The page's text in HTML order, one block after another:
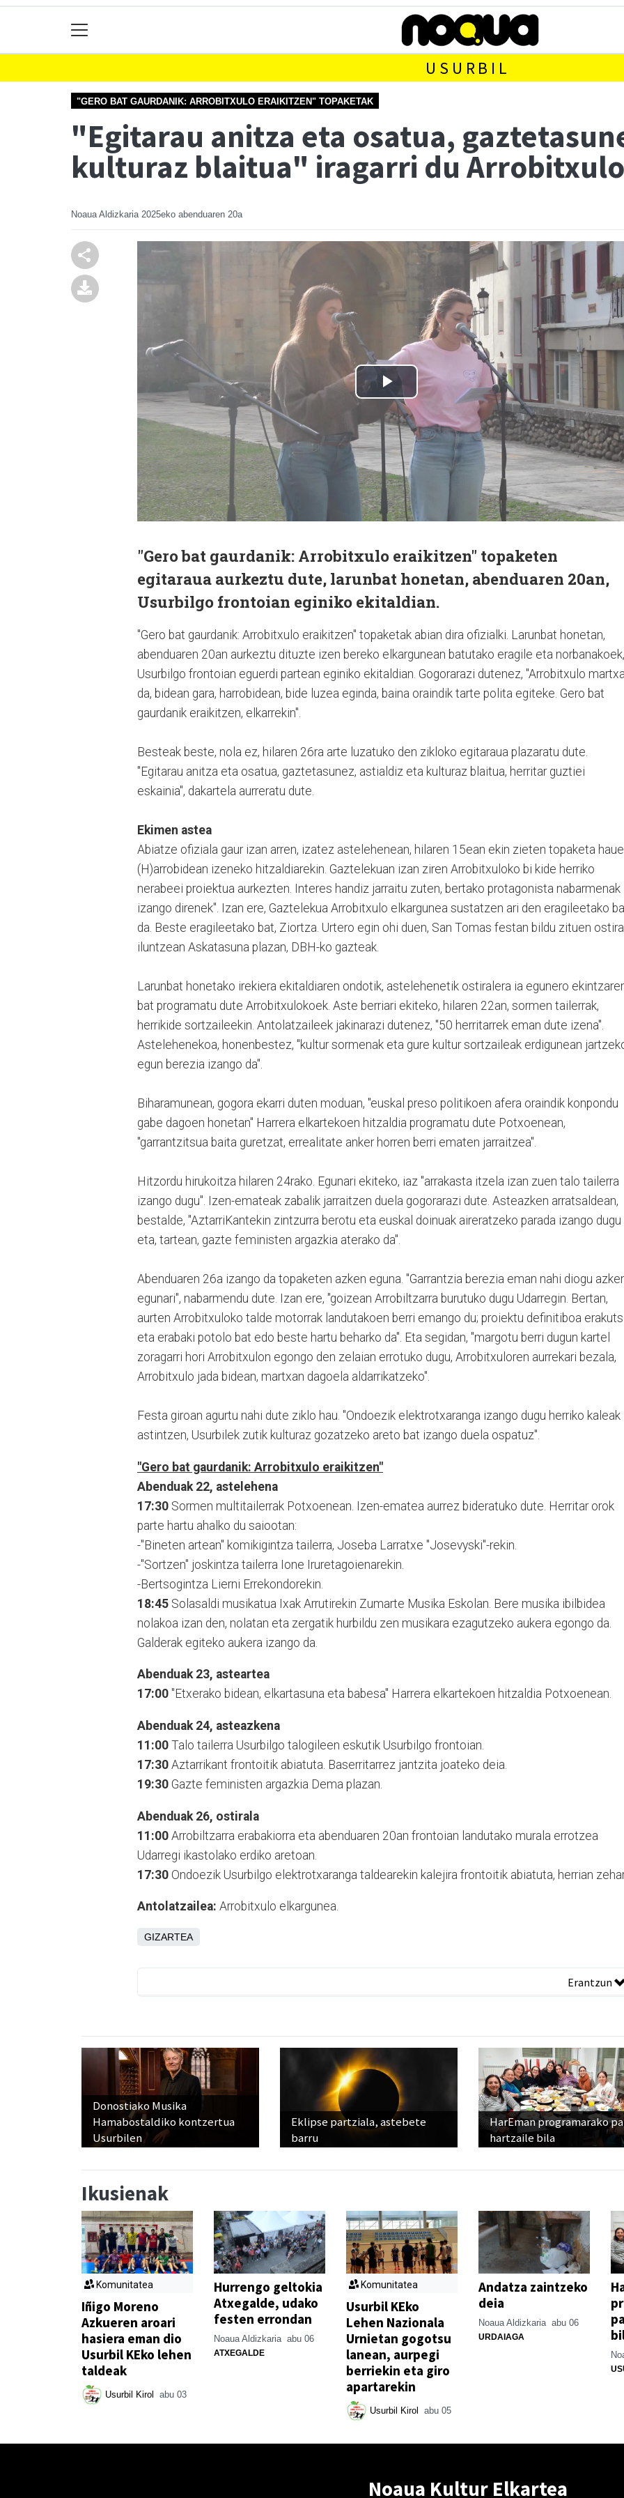
USURBIL
"GERO BAT GAURDANIK: ARROBITXULO ERAIKITZEN" TOPAKETAK
"Egitarau anitza eta osatua,
kulturaz blaitua" iragarri du
Noaua Aldizkaria 2025eko abenduaren 20a
"Gero bat gaurdanik: Arrobitxulo eraikitzen" topaketen
egitaraua aurkeztu dute, larunbat honetan, abenduaren 20an,
Usurbilgo frontoian eginiko ekitaldian.
"Gero bat gaurdanik: Arrobitxulo eraikitzen" topaketak abian dira ofizialki. Larunbat honetan,
abenduaren 20an aurkeztu dituzte izen bereko elkargunean batutako eragile eta norbanakoek,
Usurbilgo frontoian eguerdi partean eginiko ekitaldian. Gogorarazi dutenez, "Arrobitxulo
da, bidean gara, harrobidean, bide luzea eginda, baina oraindik tarte polita egiteke. Gero bat
gaurdanik eraikitzen, elkarrekin".
Besteak beste, nola ez, hilaren 26ra arte luzatuko den zikloko egitaraua plazaratu dute.
"Egitarau anitza eta osatua, gaztetasunez, astialdiz eta kulturaz blaitua, herritar guztiei
eskainia", dakartela aurreratu dute.
Ekimen astea
Abiatze ofiziala gaur izan arren, izatez astelehenean, hilaren 15ean ekin zieten topaketa
(H)arrobidean izeneko hitzaldiarekin. Gaztelekuan izan ziren Arrobitxuloko bi kide herriko
nerabeei proiektua aurkezten. Interes handiz jarraitu zuten, bertako protagonista nabarmenak
izango direnek". Izan ere, Gaztelekua Arrobitxulo elkargunea sustatzen ari den eragileetako
da. Beste eragileetako bat, Ziortza. Urtero egin ohi duen, San Tomas festan bildu zituen
iluntzean Askatasuna plazan, DBH-ko gazteak.
Larunbat honetako irekiera ekitaldiaren ondotik, astelehenetik ostiralera ia egunero
bat programatu dute Arrobitxulokoek. Aste berriari ekiteko, hilaren 22an, sormen tailerrak,
herrikide sortzaileekin. Antolatzaileek jakinarazi dutenez, "50 herritarrek eman dute izena".
Astelehenekoa, honenbestez, "kultur sormenak eta gure kultur sortzaileak erdigunean
egun berezia izango da".
Biharamunean, gogora ekarri duten moduan, "euskal preso politikoen afera oraindik konpondu
gabe dagoen honetan" Harrera elkartekoen hitzaldia programatu dute Potxoenean,
"garrantzitsua baita guretzat, errealitate anker horren berri ematen jarraitzea".
Hitzordu hirukoitza hilaren 24rako. Egunari ekiteko, iaz "arrakasta itzela izan zuen talo tailerra
izango dugu". Izen-emateak zabalik jarraitzen duela gogorarazi dute. Asteazken arratsaldean,
bestalde, "AztarriKantekin zintzurra berotu eta euskal doinuak aireratzeko parada izango dugu
eta, tartean, gazte feministen argazkia aterako da".
Abenduaren 26a izango da topaketen azken eguna. "Garrantzia berezia eman nahi diogu
egunari", nabarmendu dute. Izan ere, "goizean Arrobiltzarra burutuko dugu Udarregin. Bertan,
aurten Arrobitxuloko talde motorrak landutakoen berri emango du; proiektu definitiboa
eta erabaki potolo bat edo beste hartu beharko da". Eta segidan, "margotu berri dugun kartel
zoragarri hori Arrobitxulon egongo den zelaian errotuko dugu, Arrobitxuloren aurrekari bezala,
Arrobitxulo jada bidean, martxan dagoela aldarrikatzeko".
Festa giroan agurtu nahi dute ziklo hau. "Ondoezik elektrotxaranga izango dugu herriko kaleak
astintzen, Usurbilek zutik kulturaz gozatzeko areto bat izango duela ospatuz".
"Gero bat gaurdanik: Arrobitxulo eraikitzen"
Abenduak 22, astelehena
17:30 Sormen multitailerrak Potxoenean. Izen-ematea aurrez bideratuko dute. Herritar orok
parte hartu ahalko du saiootan:
-"Bineten artean" komikigintza tailerra, Joseba Larratxe "Josevyski"-rekin.
-"Sortzen" joskintza tailerra Ione Iruretagoienarekin.
-Bertsogintza Lierni Errekondorekin.
18:45 Solasaldi musikatua Ixak Arrutirekin Zumarte Musika Eskolan. Bere musika ibilbidea
nolakoa izan den, nolatan eta zergatik hurbildu zen musikara ezagutzeko aukera egongo da.
Galderak egiteko aukera izango da.
Abenduak 23, asteartea
17:00 "Etxerako bidean, elkartasuna eta babesa" Harrera elkartekoen hitzaldia Potxoenean.
Abenduak 24, asteazkena
11:00 Talo tailerra Usurbilgo talogileen eskutik Usurbilgo frontoian.
17:30 Aztarrikant frontoitik abiatuta. Baserritarrez jantzita joateko deia.
19:30 Gazte feministen argazkia Dema plazan.
Abenduak 26, ostirala
11:00 Arrobiltzarra erabakiorra eta abenduaren 20an frontoian landutako murala errotzea
Udarregi ikastolako erdiko aretoan.
17:30 Ondoezik Usurbilgo elektrotxaranga taldearekin kalejira frontoitik abiatuta, herrian
Antolatzailea: Arrobitxulo elkargunea.
GIZARTEA
Erantzun
Donostiako Musika
Hamabostaldiko kontzertua
Usurbilen
Eklipse partziala, astebete
barru
HarEman programarako
hartzaile bila
Ikusienak
Komunitatea
Iñigo Moreno
Azkueren aroari
hasiera eman dio
Usurbil KEko lehen
taldeak
Usurbil Kirol abu 03
Hurrengo geltokia
Atxegalde, udako
festen errondan
Noaua Aldizkaria abu 06
ATXEGALDE
Komunitatea
Usurbil KEko
Lehen Nazionala
Urnietan gogotsu
lanean, aurpegi
berriekin eta giro
apartarekin
Usurbil Kirol abu 05
Andatza zaintzeko
deia
Noaua Aldizkaria abu 06
URDAIAGA
Noaua Kultur Elkartea